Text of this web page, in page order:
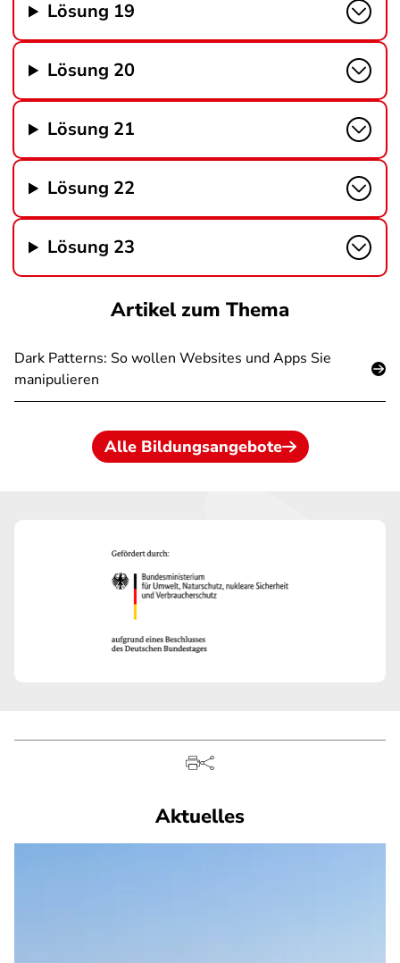
Lösung 19
Lösung 20
Lösung 21
Lösung 22
Lösung 23
Artikel zum Thema
Dark Patterns: So wollen Websites und Apps Sie
manipulieren
Alle Bildungsangebote
Aktuelles